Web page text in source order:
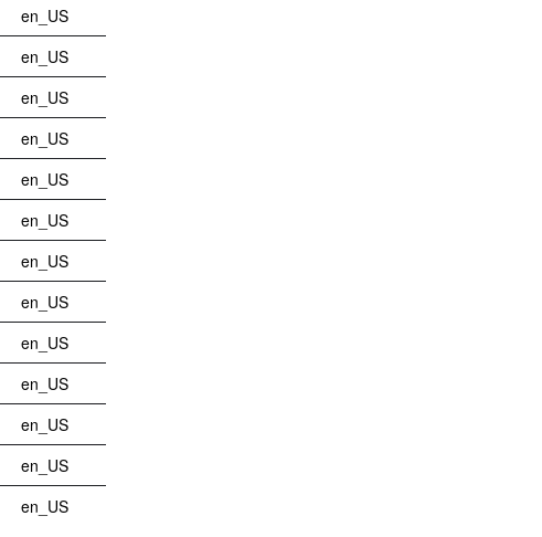
en_US
en_US
en_US
en_US
en_US
en_US
en_US
en_US
en_US
en_US
en_US
en_US
en_US